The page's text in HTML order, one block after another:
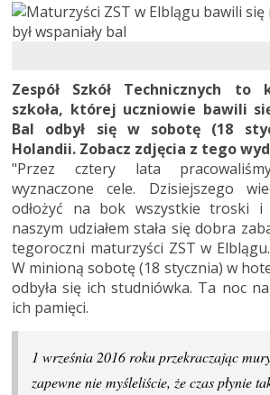
Zespół Szkół Technicznych to
szkoła, której uczniowie bawili
Bal odbył się w sobotę (18
Holandii. Zobacz zdjęcia z tego
"Przez cztery lata
wyznaczone cele. Dzisiejszego
odłożyć na bok wszystkie troski i
naszym udziałem stała się dobra
tegoroczni maturzyści ZST w
W minioną sobotę (18 stycznia) w
odbyła się ich studniówka. Ta noc
ich pamięci.
1 września 2016 roku przekraczając mury
zapewne nie myśleliście, że czas płynie